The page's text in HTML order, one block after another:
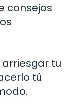
consejos
arriesgar tu
tú